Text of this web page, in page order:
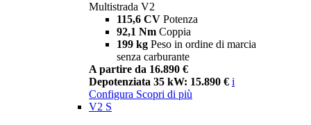
Multistrada V2
115,6 CV Potenza
92,1 Nm Coppia
199 kg Peso in ordine di marcia
senza carburante
A partire da 16.890 €
Depotenziata 35 kW: 15.890 € i
Configura Scopri di più
V2 S